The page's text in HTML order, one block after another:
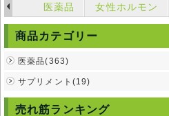
副作用
主な副作用として、胃腸障害(食欲不振
これらの症状から来る倦怠感や頭痛)が
活に支障が出る様でしたら医師の診断を
本剤はアルコールの分解を妨げる働き
んだ薬剤と併用しないで下さい。
その他の副作用として、尿着色や口渇
腎臓排泄型のお薬になりますので、腎
医薬品 女性ホルモン
商品カテゴリー
医薬品(363)
サプリメント(19)
売れ筋ランキング